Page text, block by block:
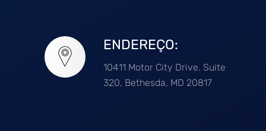
ENDEREÇO:
10411 Motor City Drive. Suite
320, Bethesda, MD 20817